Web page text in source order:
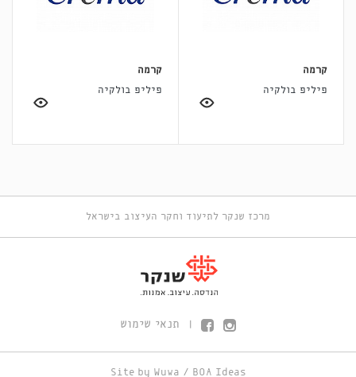
קרמה
פיליפ בולקיה
קרמה
פיליפ בולקיה
מרכז שנקר לתיעוד וחקר העיצוב בישראל
תנאי שימוש
Site by Wuwa / BOA Ideas